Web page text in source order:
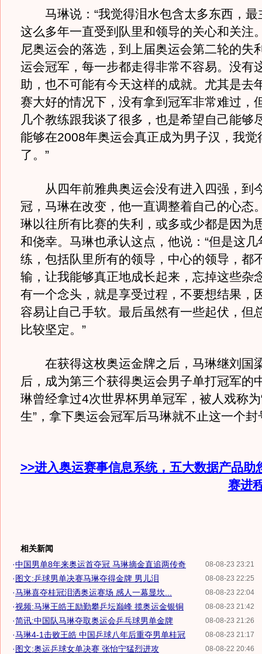
马琳说：“我觉得泪水包含太多东西，最
这么多年一直受到队里和领导的关心和关注
尼奥运会的落选，到上届奥运会第二轮的失
运会冠军，每一步都走得非常不容易。没有
助，也不可能有今天这样的成就。尤其是去
赛大好的情况下，没有拿到冠军非常难过，
几个教练跟我谈了很多，也是希望自己能够
能够在2008年奥运会真正成为男子汉，我觉
了。”
从四年前雅典奥运会没有进入四强，到
冠，马琳在改变，他一直调整着自己的心态
琳以往所有比赛的失利，或多或少都是因为
和侥幸。马琳也承认这点，他说：“但是这几
练，包括队里所有的领导，中心的领导，都
输，让我能够真正地成长起来，忘掉这些杂
有一个念头，就是享受过程，不要想结果，
容易让自己手软。最后虽然有一些起伏，但
比较坚定。”
在获得这枚奥运金牌之后，马琳继刘国
后，成为第三个获得奥运会男子单打冠军的
琳曾经拿过4次世界杯男单冠军，被人戏称为
生”，拿下奥运会冠军后马琳就不止这一个封
>>进入奥运赛事信息系统，五大数据产品助
赛进
相关新闻
08-08-23 23:21
·中国男单8年来奥运首夺冠 马琳摘金直追两传奇
08-08-23 22:25
·图文:乒球男单决赛马琳夺得金牌 男儿泪
08-08-23 22:04
·马琳喜夺桂冠泪洒奥运赛场 感人一幕显坎...
08-08-23 21:42
·视频:马琳王皓王励勤攀乒坛巅峰 揽奥运金银铜
08-08-23 21:26
·简讯:中国队马琳夺取奥运会乒乓球男单金牌
08-08-23 21:17
·马琳4-1击败王皓 中国乒球八年后重夺男单桂冠
08-08-22 20:46
·图文:奥运乒球女单决赛 张怡宁猛烈进攻